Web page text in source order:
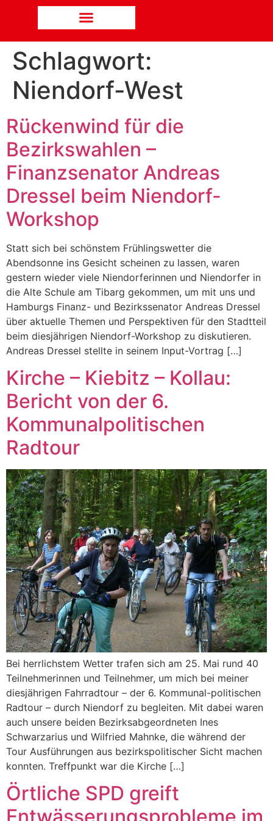
Schlagwort:
Niendorf-West
Rückenwind für die
Bezirkswahlen –
Finanzsenator Andreas
Dressel beim Niendorf-
Workshop
Statt sich bei schönstem Frühlingswetter die
Abendsonne ins Gesicht scheinen zu lassen, waren
gestern wieder viele Niendorferinnen und Niendorfer in
die Alte Schule am Tibarg gekommen, um mit uns und
Hamburgs Finanz- und Bezirkssenator Andreas Dressel
über aktuelle Themen und Perspektiven für den Stadtteil
beim diesjährigen Niendorf-Workshop zu diskutieren.
Andreas Dressel stellte in seinem Input-Vortrag […]
Kirche – Kiebitz – Kollau:
Bericht von der 6.
Kommunalpolitischen
Radtour
Bei herrlichstem Wetter trafen sich am 25. Mai rund 40
Teilnehmerinnen und Teilnehmer, um mich bei meiner
diesjährigen Fahrradtour – der 6. Kommunal-politischen
Radtour – durch Niendorf zu begleiten. Mit dabei waren
auch unsere beiden Bezirksabgeordneten Ines
Schwarzarius und Wilfried Mahnke, die während der
Tour Ausführungen aus bezirkspolitischer Sicht machen
konnten. Treffpunkt war die Kirche […]
Örtliche SPD greift